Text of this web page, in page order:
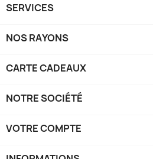
SERVICES
NOS RAYONS
CARTE CADEAUX
NOTRE SOCIÉTÉ
VOTRE COMPTE